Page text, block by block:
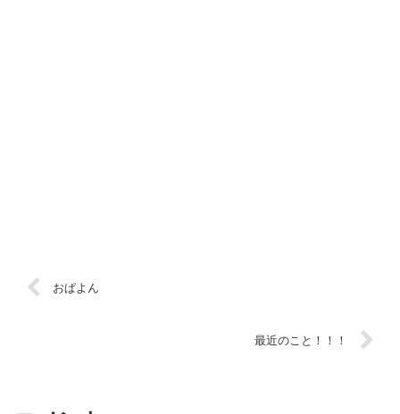
おぱよん
最近のこと！！！